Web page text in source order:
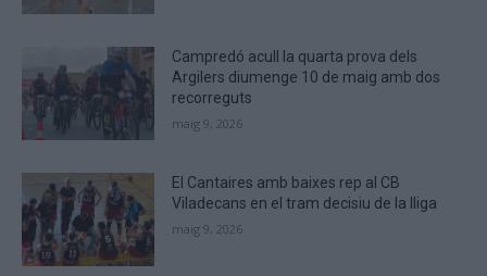
Campredó acull la quarta prova dels
Argilers diumenge 10 de maig amb dos
recorreguts
maig 9, 2026
El Cantaires amb baixes rep al CB
Viladecans en el tram decisiu de la lliga
maig 9, 2026